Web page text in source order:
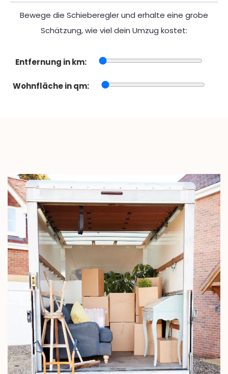
Bewege die Schieberegler und erhalte eine grobe
Schätzung, wie viel dein Umzug kostet:
Entfernung in km:
Wohnfläche in qm: